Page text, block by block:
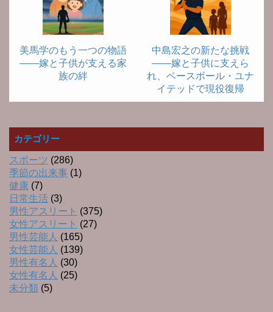
美馬学のもう一つの物語
――嫁と子供が支える家
族の絆
中島宏之の新たな挑戦
――嫁と子供に支えら
れ、ベースボール・ユナ
イテッドで現役復帰
カテゴリー
スポーツ (286)
季節の出来事 (1)
健康 (7)
日常生活 (3)
男性アスリート (375)
女性アスリート (27)
男性芸能人 (165)
女性芸能人 (139)
男性有名人 (30)
女性有名人 (25)
未分類 (5)